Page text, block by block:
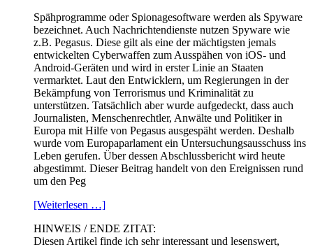
Spähprogramme oder Spionagesoftware werden als Spyware
bezeichnet. Auch Nachrichtendienste nutzen Spyware wie
z.B. Pegasus. Diese gilt als eine der mächtigsten jemals
entwickelten Cyberwaffen zum Ausspähen von iOS- und
Android-Geräten und wird in erster Linie an Staaten
vermarktet. Laut den Entwicklern, um Regierungen in der
Bekämpfung von Terrorismus und Kriminalität zu
unterstützen. Tatsächlich aber wurde aufgedeckt, dass auch
Journalisten, Menschenrechtler, Anwälte und Politiker in
Europa mit Hilfe von Pegasus ausgespäht werden. Deshalb
wurde vom Europaparlament ein Untersuchungsausschuss ins
Leben gerufen. Über dessen Abschlussbericht wird heute
abgestimmt. Dieser Beitrag handelt von den Ereignissen rund
um den Peg
[Weiterlesen …]
HINWEIS / ENDE ZITAT:
Diesen Artikel finde ich sehr interessant und lesenswert,